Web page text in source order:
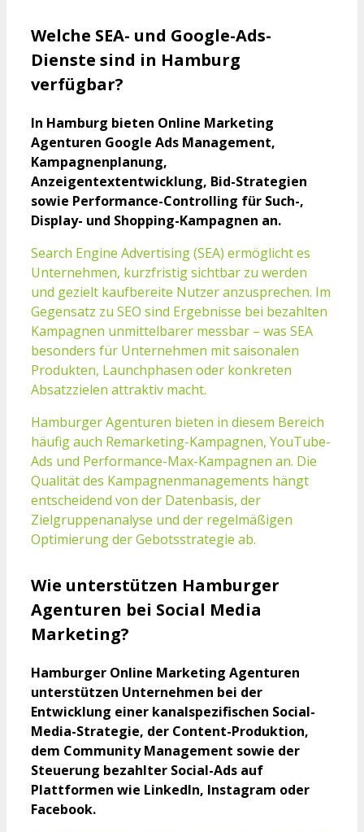
Welche SEA- und Google-Ads-
Dienste sind in Hamburg
verfügbar?
In Hamburg bieten Online Marketing
Agenturen Google Ads Management,
Kampagnenplanung,
Anzeigentextentwicklung, Bid-Strategien
sowie Performance-Controlling für Such-,
Display- und Shopping-Kampagnen an.
Search Engine Advertising (SEA) ermöglicht es
Unternehmen, kurzfristig sichtbar zu werden
und gezielt kaufbereite Nutzer anzusprechen. Im
Gegensatz zu SEO sind Ergebnisse bei bezahlten
Kampagnen unmittelbarer messbar – was SEA
besonders für Unternehmen mit saisonalen
Produkten, Launchphasen oder konkreten
Absatzzielen attraktiv macht.
Hamburger Agenturen bieten in diesem Bereich
häufig auch Remarketing-Kampagnen, YouTube-
Ads und Performance-Max-Kampagnen an. Die
Qualität des Kampagnenmanagements hängt
entscheidend von der Datenbasis, der
Zielgruppenanalyse und der regelmäßigen
Optimierung der Gebotsstrategie ab.
Wie unterstützen Hamburger
Agenturen bei Social Media
Marketing?
Hamburger Online Marketing Agenturen
unterstützen Unternehmen bei der
Entwicklung einer kanalspezifischen Social-
Media-Strategie, der Content-Produktion,
dem Community Management sowie der
Steuerung bezahlter Social-Ads auf
Plattformen wie LinkedIn, Instagram oder
Facebook.